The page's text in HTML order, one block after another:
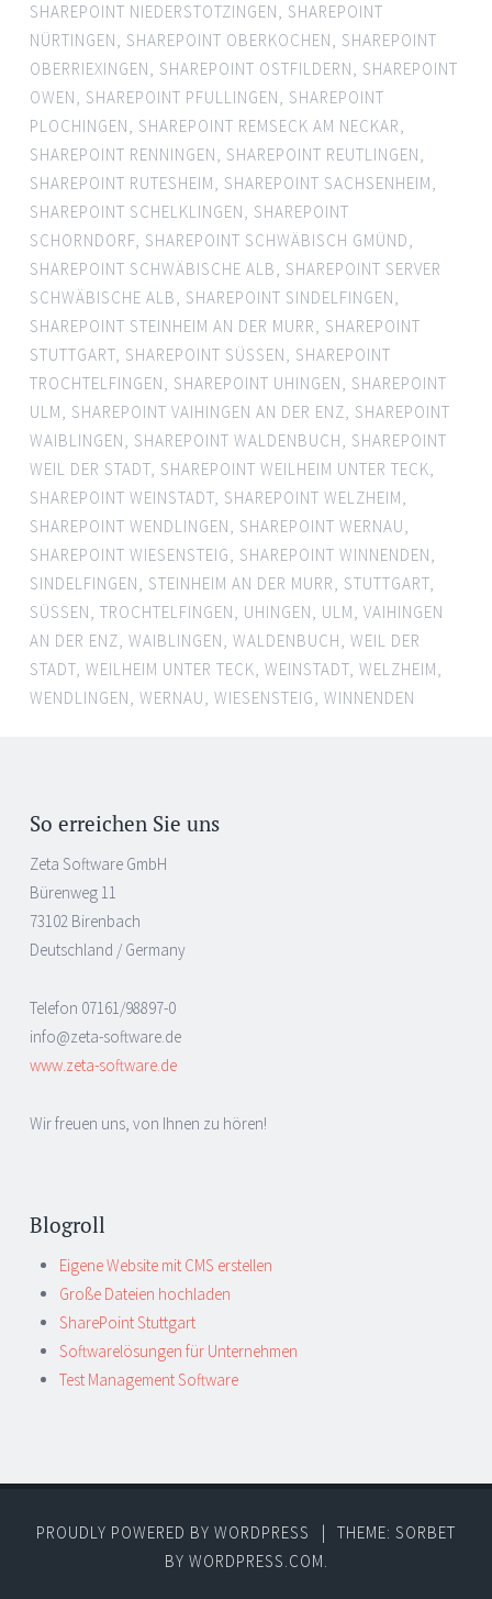
SHAREPOINT NIEDERSTOTZINGEN, SHAREPOINT
NÜRTINGEN, SHAREPOINT OBERKOCHEN, SHAREPOINT
OBERRIEXINGEN, SHAREPOINT OSTFILDERN, SHAREPOINT
OWEN, SHAREPOINT PFULLINGEN, SHAREPOINT
PLOCHINGEN, SHAREPOINT REMSECK AM NECKAR,
SHAREPOINT RENNINGEN, SHAREPOINT REUTLINGEN,
SHAREPOINT RUTESHEIM, SHAREPOINT SACHSENHEIM,
SHAREPOINT SCHELKLINGEN, SHAREPOINT
SCHORNDORF, SHAREPOINT SCHWÄBISCH GMÜND,
SHAREPOINT SCHWÄBISCHE ALB, SHAREPOINT SERVER
SCHWÄBISCHE ALB, SHAREPOINT SINDELFINGEN,
SHAREPOINT STEINHEIM AN DER MURR, SHAREPOINT
STUTTGART, SHAREPOINT SÜSSEN , SHAREPOINT
TROCHTELFINGEN, SHAREPOINT UHINGEN, SHAREPOINT
ULM, SHAREPOINT VAIHINGEN AN DER ENZ, SHAREPOINT
WAIBLINGEN, SHAREPOINT WALDENBUCH, SHAREPOINT
WEIL DER STADT, SHAREPOINT WEILHEIM UNTER TECK,
SHAREPOINT WEINSTADT, SHAREPOINT WELZHEIM,
SHAREPOINT WENDLINGEN, SHAREPOINT WERNAU,
SHAREPOINT WIESENSTEIG, SHAREPOINT WINNENDEN,
SINDELFINGEN, STEINHEIM AN DER MURR, STUTTGART,
SÜSSEN
, TROCHTELFINGEN, UHINGEN, ULM, VAIHINGEN
AN DER ENZ, WAIBLINGEN, WALDENBUCH, WEIL DER
STADT, WEILHEIM UNTER TECK, WEINSTADT, WELZHEIM,
WENDLINGEN, WERNAU, WIESENSTEIG, WINNENDEN
So erreichen Sie uns
Zeta Software GmbH
Bürenweg 11
73102 Birenbach
Deutschland / Germany
Telefon 07161/98897-0
info@zeta-software.de
www.zeta-software.de
Wir freuen uns, von Ihnen zu hören!
Blogroll
Eigene Website mit CMS erstellen
Große Dateien hochladen
SharePoint Stuttgart
Softwarelösungen für Unternehmen
Test Management Software
PROUDLY POWERED BY WORDPRESS |
THEME: SORBET
BY WORDPRESS.COM.